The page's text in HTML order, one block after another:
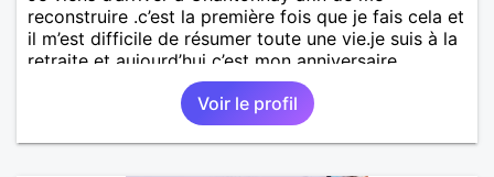
reconstruire .c’est la première fois que je fais cela et
il m’est difficile de résumer toute une vie.je suis à la
retraite et aujourd’hui c’est mon anniversaire
!J’aimerais rencontrer quelqu’un qui partage les
mêmes valeurs qui font de quelqu’un un être humain
Voir le profil